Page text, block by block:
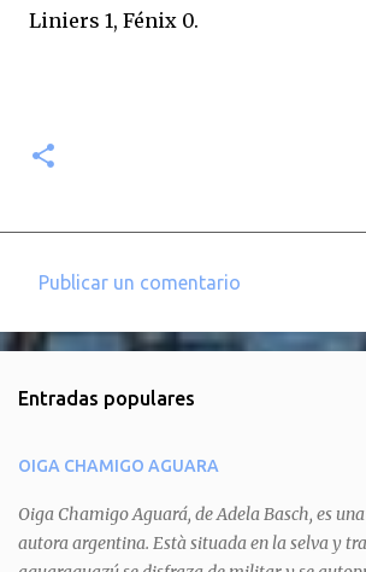
Liniers 1, Fénix 0.
o
e
t
a
r
Publicar un comentario
Entradas populares
OIGA CHAMIGO AGUARA
Oiga Chamigo Aguará, de Adela Basch, es
autora argentina. Està situada en la selva y